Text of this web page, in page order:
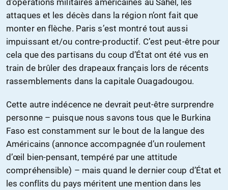
d’opérations militaires américaines au Sahel, les
attaques et les décès dans la région n’ont fait que
monter en flèche. Paris s’est montré tout aussi
impuissant et/ou contre-productif. C’est peut-être pour
cela que des partisans du coup d’État ont été vus en
train de brûler des drapeaux français lors de récents
rassemblements dans la capitale Ouagadougou.
Cette autre indécence ne devrait peut-être surprendre
personne – puisque nous savons tous que le Burkina
Faso est constamment sur le bout de la langue des
Américains (annonce accompagnée d’un roulement
d’œil bien-pensant, tempéré par une attitude
compréhensible) – mais quand le dernier coup d’État et
les conflits du pays méritent une mention dans les